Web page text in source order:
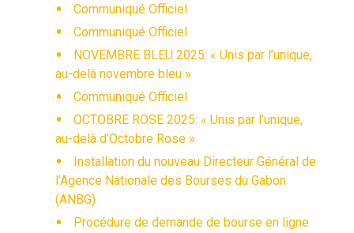
Communiqué Officiel
Communiqué Officiel
NOVEMBRE BLEU 2025: « Unis par l’unique,
au-delà novembre bleu »
Communiqué Officiel
OCTOBRE ROSE 2025: « Unis par l’unique,
au-delà d’Octobre Rose »
Installation du nouveau Directeur Général de
l’Agence Nationale des Bourses du Gabon
(ANBG)
Procédure de demande de bourse en ligne